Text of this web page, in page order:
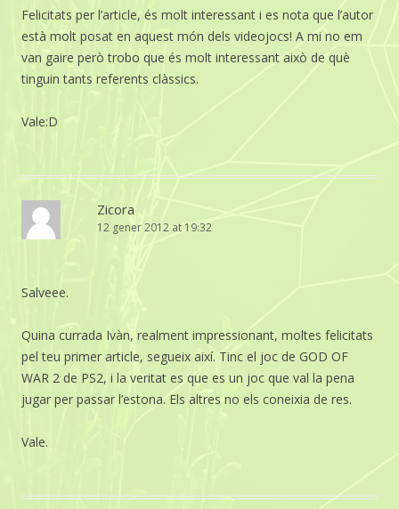
Felicitats per l’article, és molt interessant i es nota que l’autor
està molt posat en aquest món dels videojocs! A mi no em
van gaire però trobo que és molt interessant això de què
tinguin tants referents clàssics.
Vale:D
Zicora
12 gener 2012 at 19:32
Salveee.
Quina currada Ivàn, realment impressionant, moltes felicitats
pel teu primer article, segueix així. Tinc el joc de GOD OF
WAR 2 de PS2, i la veritat es que es un joc que val la pena
jugar per passar l’estona. Els altres no els coneixia de res.
Vale.